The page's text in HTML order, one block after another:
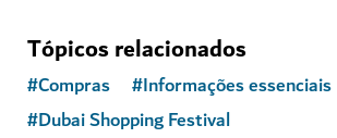
Tópicos relacionados
#Compras #Informações essenciais
#Dubai Shopping Festival